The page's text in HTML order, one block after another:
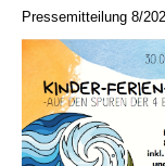
Pressemitteilung 8/